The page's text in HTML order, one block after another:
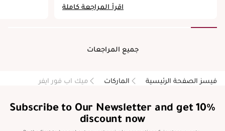
اقرأ المراجعة كاملة
جميع المراجعات
فيسز الصفحة الرئيسية الماركات ميك اب فور ايفر
Subscribe to Our Newsletter and get 10%
discount now